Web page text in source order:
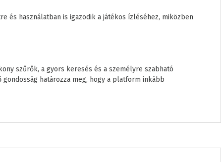
és használatban is igazodik a játékos ízléséhez, miközben
szűrők, a gyors keresés és a személyre szabható
határozza meg, hogy a platform inkább